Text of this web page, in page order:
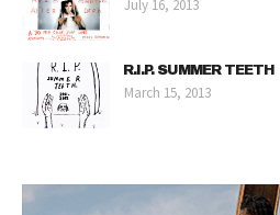
July 16, 2013
R.I.P. SUMMER TEETH
March 15, 2013